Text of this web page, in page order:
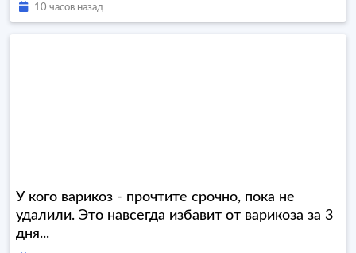
10 часов назад
У кого варикоз - прочтите срочно, пока не
удалили. Это навсегда избавит от варикоза за 3
дня...